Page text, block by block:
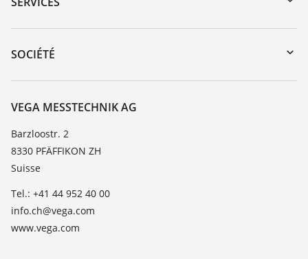
DTM Collection/PACTware
Retour d'appareil
Formations
TeamViewer
SOCIÉTÉ
À propos de VEGA
Contact
News
Presse
Blog
VEGA MESSTECHNIK AG
Barzloostr. 2
8330 PFÄFFIKON ZH
Suisse
Tel.: +41 44 952 40 00
info.ch@vega.com
www.vega.com